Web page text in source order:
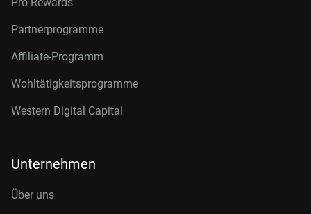
Partnerprogramme
Affiliate-Programm
Wohltätigkeitsprogramme
Western Digital Capital
Unternehmen
Über uns